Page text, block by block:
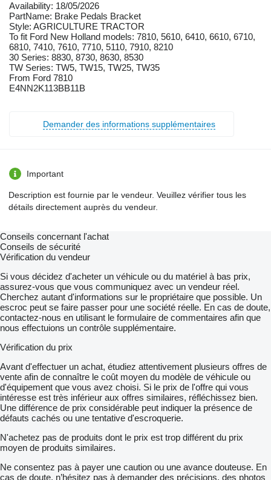
Availability: 18/05/2026
PartName: Brake Pedals Bracket
Style: AGRICULTURE TRACTOR
To fit Ford New Holland models: 7810, 5610, 6410, 6610, 6710,
6810, 7410, 7610, 7710, 5110, 7910, 8210
30 Series: 8830, 8730, 8630, 8530
TW Series: TW5, TW15, TW25, TW35
From Ford 7810
E4NN2K113BB11B
Demander des informations supplémentaires
Important
Description est fournie par le vendeur. Veuillez vérifier tous les
détails directement auprès du vendeur.
Conseils concernant l'achat
Conseils de sécurité
Vérification du vendeur
Si vous décidez d'acheter un véhicule ou du matériel à bas prix,
assurez-vous que vous communiquez avec un vendeur réel.
Cherchez autant d'informations sur le propriétaire que possible. Un
escroc peut se faire passer pour une société réelle. En cas de doute,
contactez-nous en utilisant le formulaire de commentaires afin que
nous effectuions un contrôle supplémentaire.
Vérification du prix
Avant d'effectuer un achat, étudiez attentivement plusieurs offres de
vente afin de connaître le coût moyen du modèle de véhicule ou
d'équipement que vous avez choisi. Si le prix de l'offre qui vous
intéresse est très inférieur aux offres similaires, réfléchissez bien.
Une différence de prix considérable peut indiquer la présence de
défauts cachés ou une tentative d'escroquerie.
N'achetez pas de produits dont le prix est trop différent du prix
moyen de produits similaires.
Ne consentez pas à payer une caution ou une avance douteuse. En
cas de doute, n’hésitez pas à demander des précisions, des photos